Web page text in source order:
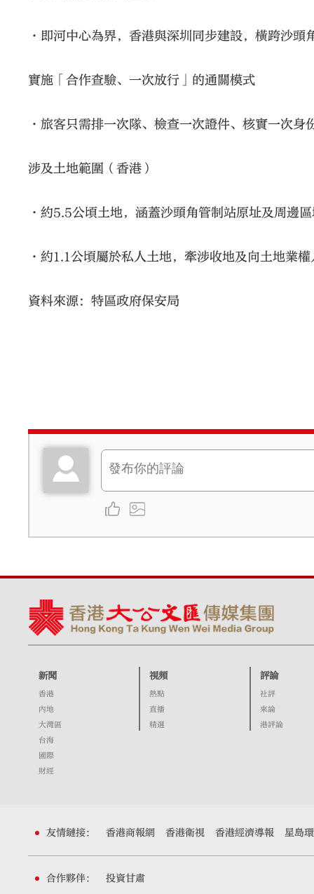
•即河中心為界，香港與深圳同步建設，橫跨沙頭
實施「合作查驗、一次放行」的通關模式
•旅客只需排一次隊、檢查一次證件、核實一次身
涉及土地範圍（香港）
•約5.5公頃土地，涵蓋沙頭角管制站原址及周邊
•約1.1公頃屬於私人土地，牽涉收地及向土地業
資料來源：特區政府保安局
新聞
香港
內地
大灣區
台海
國際
財經
視頻
熱點
直播
精選
評論
社評
來論
港評論
友情鏈接： 香港商報網 香港衛視 香港經濟導報 星島
合作夥伴： 投資甘肅